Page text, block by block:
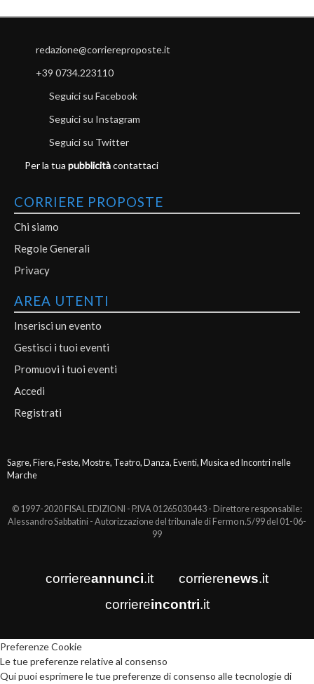
redazione@corriereproposte.it
+39 0734.223110
Seguici su Facebook
Seguici su Instagram
Seguici su Twitter
Per la tua pubblicitàcontattaci
CORRIERE PROPOSTE
Chi siamo
Regole Generali
Privacy
AREA UTENTI
Inserisci un evento
Gestisci i tuoi eventi
Promuovi i tuoi eventi
Accedi
Registrati
Sagre, Fiere, Feste, Mostre, Teatro, Danza, Eventi, Musica ed Incontri nelle
Marche
© 1997-2020 FISAL EDIZIONI - P.IVA 01265030443 - Direttore responsabile:
Alessandro Sabbatini - Autorizzazione del tribunale di Fermo n.5/99 del 01-06-
99
corriereannunci.it corrierenews.it
corriereincontri.it
Preferenze Cookie
Le tue preferenze relative al consenso
Qui puoi esprimere le tue preferenze di consenso alle tecnologie di